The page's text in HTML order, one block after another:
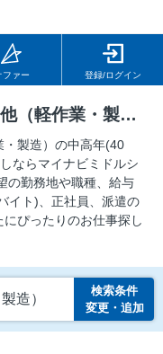
ファー 登録/ログイン
神奈川県横浜市都筑区のその他（軽作業・製造）の求人
製造）の中⾼年(40
ならマイナビミドルシ
の勤務地や職種、給与
イト)、正社員、派遣の
ぴったりのお仕事探し
造）
検索条件
変更・追加